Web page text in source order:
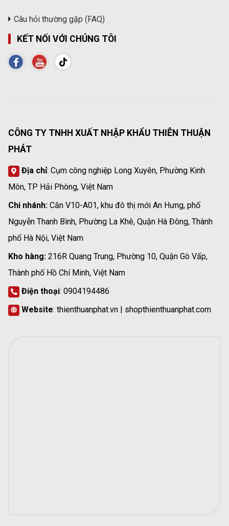
Câu hỏi thường gặp (FAQ)
KẾT NỐI VỚI CHÚNG TÔI
CÔNG TY TNHH XUẤT NHẬP KHẨU THIÊN THUẬN
PHÁT
Địa chỉ: Cụm công nghiệp Long Xuyên, Phường Kinh
Môn, TP Hải Phòng, Việt Nam
Chi nhánh: Căn V10-A01, khu đô thị mới An Hưng, phố
Nguyễn Thanh Bình, Phường La Khê, Quận Hà Đông, Thành
phố Hà Nội, Việt Nam
Kho hàng: 216R Quang Trung, Phường 10, Quận Gò Vấp,
Thành phố Hồ Chí Minh, Việt Nam
Điện thoại: 0904194486
Website: thienthuanphat.vn | shopthienthuanphat.com